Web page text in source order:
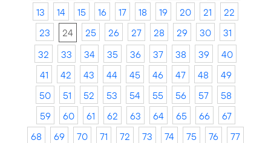
13
14 15 16 17 18 19 20 21
22
23
24 25 26 27 28 29 30
31
32
33 34 35 36 37 38 39
40
41
42 43 44 45 46 47 48
49
50
51 52 53 54 55 56 57
58
59
60 61 62 63 64 65 66
67
68
69 70 71 72 73 74 75 76
77